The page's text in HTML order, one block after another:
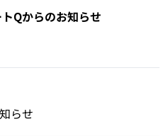
Qからのお知らせ
らせ